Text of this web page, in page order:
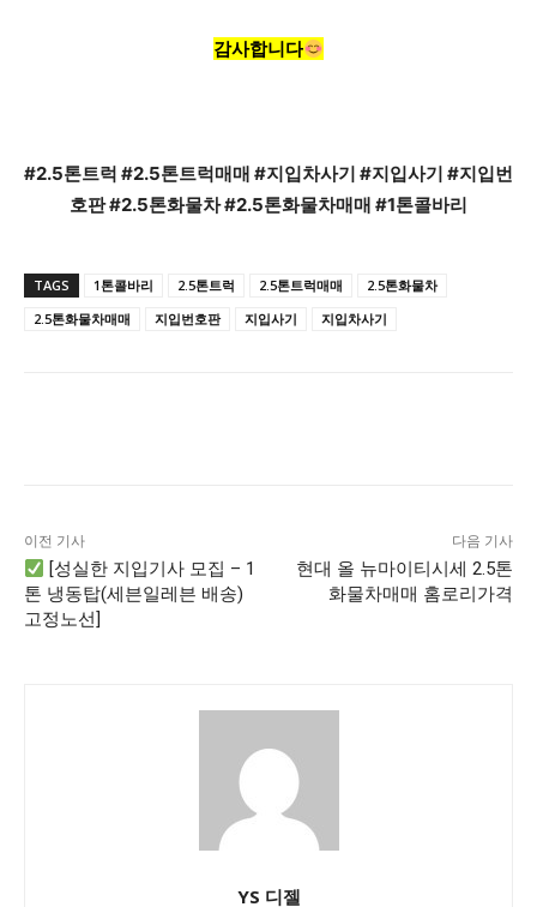
감사합니다
#2.5톤트럭 #2.5톤트럭매매 #지입차사기 #지입사기 #지입번
호판 #2.5톤화물차 #2.5톤화물차매매 #1톤콜바리
TAGS 1톤콜바리 2.5톤트럭 2.5톤트럭매매
2.5톤화물차
2.5톤화물차매매
지입번호판 지입사기 지입차사기
이전 기사
[성실한 지입기사 모집 – 1
톤 냉동탑(세븐일레븐 배송)
고정노선]
다음 기사
현대 올 뉴마이티시세 2.5톤
화물차매매 홈로리가격
YS 디젤